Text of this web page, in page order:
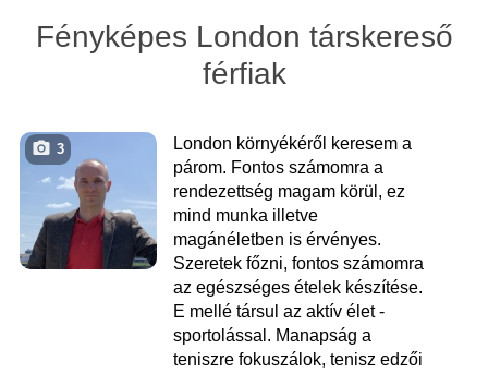
Fényképes London társkereső
férfiak
3
London környékéről keresem a
párom. Fontos számomra a
rendezettség magam körül, ez
mind munka illetve
magánéletben is érvényes.
Szeretek főzni, fontos számomra
az egészséges ételek készítése.
E mellé társul az aktív élet -
sportolással. Manapság a
teniszre fokuszálok, tenisz edzői